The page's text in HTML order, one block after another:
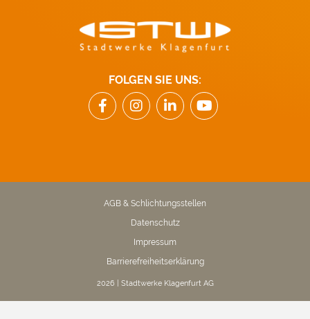
FOLGEN SIE UNS:
AGB & Schlichtungsstellen
Datenschutz
Impressum
Barrierefreiheitserklärung
2026 | Stadtwerke Klagenfurt AG